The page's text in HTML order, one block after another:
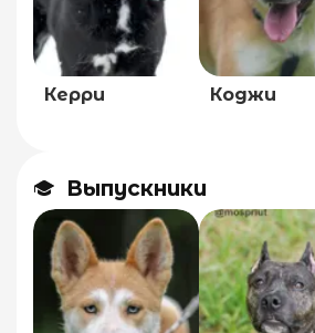
Керри Коджи
Выпускники